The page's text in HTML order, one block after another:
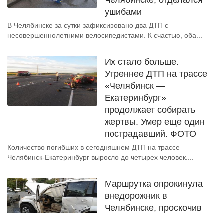
ушибами
В Челябинске за сутки зафиксировано два ДТП с
несовершеннолетними велосипедистами. К счастью, оба...
Их стало больше.
Утреннее ДТП на трассе
«Челябинск —
Екатеринбург»
продолжает собирать
жертвы. Умер еще один
пострадавший. ФОТО
Количество погибших в сегодняшнем ДТП на трассе
Челябинск-Екатеринбург выросло до четырех человек....
Маршрутка опрокинула
внедорожник в
Челябинске, проскочив